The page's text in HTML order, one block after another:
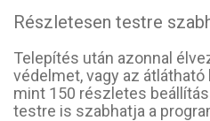
Részletesen testre
Telepítés után azonnal
védelmet, vagy az
mint 150 részletes
testre is szabhatja a